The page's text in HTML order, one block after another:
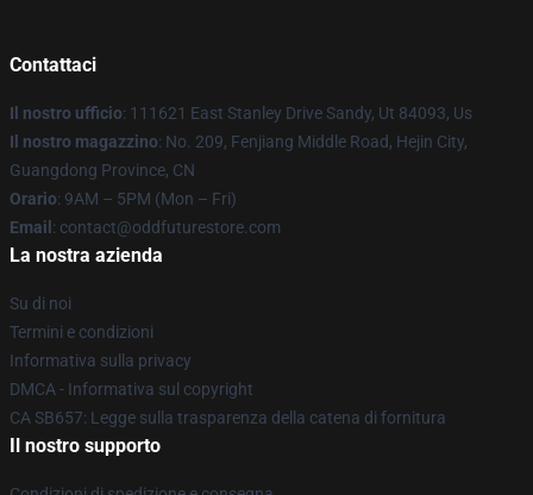
Contattaci
Il nostro ufficio: 111621 East Stanley Drive Sandy, Ut 84093, Us
Il nostro magazzino: No. 209, Fenjiang Middle Road, Hejin City,
Guangdong Province, CN
Orario: 9AM – 5PM (Mon – Fri)
Email : contact@oddfuturestore.com
La nostra azienda
Su di noi
Termini e condizioni
Informativa sulla privacy
DMCA - Informativa sul copyright
CA SB657: Legge sulla trasparenza della catena di fornitura
Il nostro supporto